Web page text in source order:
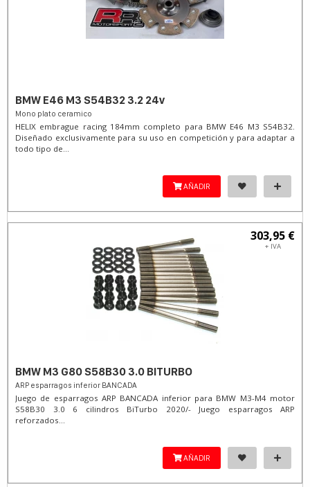
BMW E46 M3 S54B32 3.2 24v
Mono plato ceramico
HELIX embrague racing 184mm completo para BMW E46 M3 S54B32.
Diseñado exclusivamente para su uso en competición y para adaptar a
todo tipo de...
AÑADIR
303,95 €
+ IVA
BMW M3 G80 S58B30 3.0 BITURBO
ARP esparragos inferior BANCADA
Juego de esparragos ARP BANCADA inferior para BMW M3-M4 motor
S58B30 3.0 6 cilindros BiTurbo 2020/- Juego esparragos ARP
reforzados...
AÑADIR